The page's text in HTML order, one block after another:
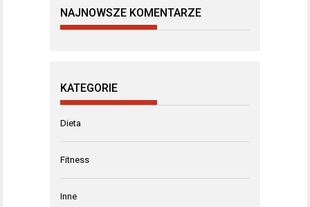
NAJNOWSZE KOMENTARZE
KATEGORIE
Dieta
Fitness
Inne